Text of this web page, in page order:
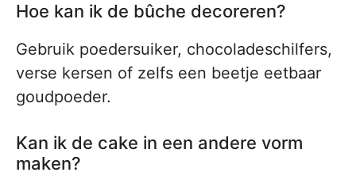
Hoe kan ik de bûche decoreren?
Gebruik poedersuiker, chocoladeschilfers,
verse kersen of zelfs een beetje eetbaar
goudpoeder.
Kan ik de cake in een andere vorm
maken?